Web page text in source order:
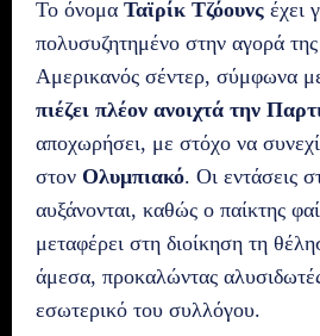
Το όνομα Ταϊρίκ Τζόουνς έχει
πολυσυζητημένο στην αγορά της
Αμερικανός σέντερ, σύμφωνα
πιέζει πλέον ανοιχτά την
αποχωρήσει, με στόχο να
στον Ολυμπιακό. Οι εντάσεις
αυξάνονται, καθώς ο παίκτης
μεταφέρει στη διοίκηση τη
άμεσα, προκαλώντας
εσωτερικό του συλλόγου.